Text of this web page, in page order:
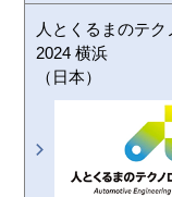
人とくるまのテク
2024 横浜
（日本）